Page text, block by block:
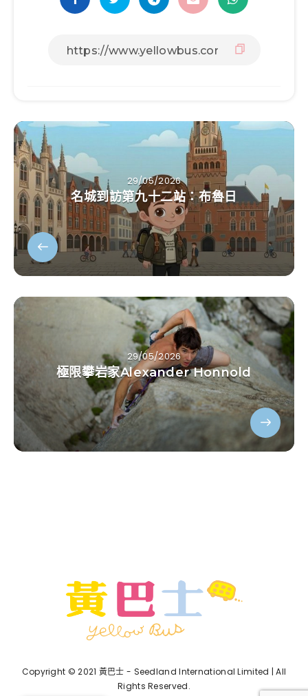
29/05/2026
名城到訪第九十二站：布魯日
29/05/2026
極限攀岩家Alexander Honnold
Copyright © 2021 黃巴士 - Seedland International Limited | All
Rights Reserved.